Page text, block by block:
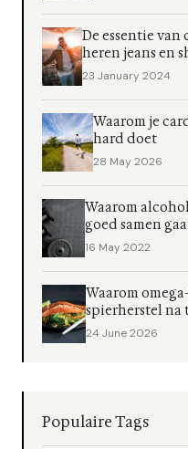
De essentie
heren jeans en
23 January 2024
Waarom je
hard doet
28 May 2026
Waarom
goed samen
16 May 2022
Waarom
spierherstel na
24 June 2026
Populaire Tags